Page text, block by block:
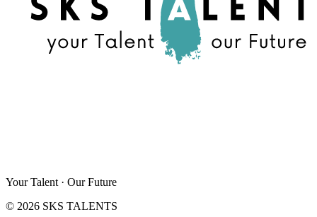
Your Talent · Our Future
© 2026 SKS TALENTS